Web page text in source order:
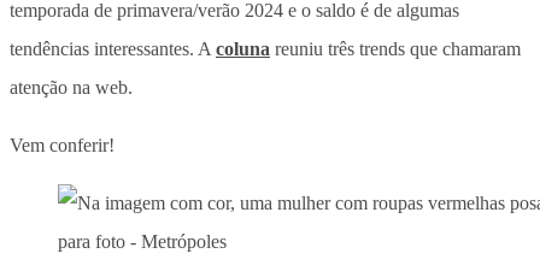
temporada de primavera/verão 2024 e o saldo é de algumas
tendências interessantes. A coluna reuniu três trends que chamaram
atenção na web.
Vem conferir!